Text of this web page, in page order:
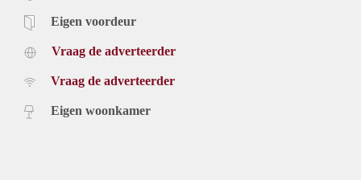
Eigen voordeur
Vraag de adverteerder
Vraag de adverteerder
Eigen woonkamer